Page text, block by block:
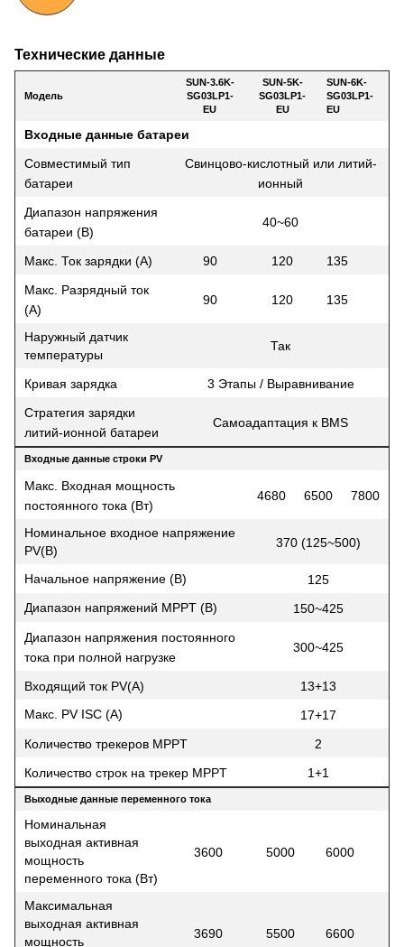
Технические данные
Модель
SUN-3.6K-
SG03LP1-
EU
SUN-5K-
SG03LP1-
EU
SUN-6K-
SG03LP1-
EU
Входные данные батареи
Совместимый тип
батареи
Свинцово-кислотный или литий-
ионный
Диапазон напряжения
батареи (В)
40~60
Макс. Ток зарядки (A) 90 120
135
Макс. Разрядный ток
(A)
90 120 135
Наружный датчик
температуры
Так
Кривая зарядка
3 Этапы / Выравнивание
Стратегия зарядки
литий-ионной батареи
Самоадаптация к BMS
Входные данные строки PV
Макс. Входная мощность
постоянного тока (Вт)
4680 6500 7800
Номинальное входное напряжение
PV(В)
370 (125~500)
Начальное напряжение (В)
125
Диапазон напряжений MPPT (В)
150~425
Диапазон напряжения постоянного
тока при полной нагрузке
300~425
Входящий ток PV(A)
13+13
Макс. PV ISC (A)
17+17
Количество трекеров MPPT
2
Количество строк на трекер MPPT
1+1
Выходные данные переменного тока
Номинальная
выходная активная
мощность
переменного тока (Вт)
3600 5000 6000
Максимальная
выходная активная
мощность
3690 5500 6600